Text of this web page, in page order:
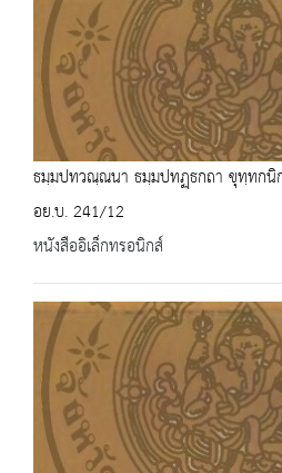
ธมฺมปทวณฺณนา ธมฺมปทฏฺธกถา ขุทฺทกนิ
อย.บ. 241/12
หนังสืออิเล็กทรอนิกส์